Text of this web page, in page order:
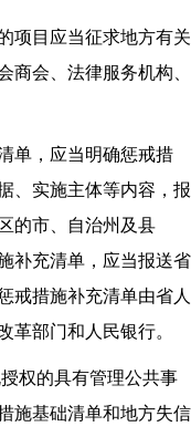
目应当征求地方有关
商会、法律服务机构、
，应当明确惩戒措
、实施主体等内容，报
的市、自治州及县
补充清单，应当报送省
戒措施补充清单由省人
革部门和人民银行。
权的具有管理公共事
施基础清单和地方失信